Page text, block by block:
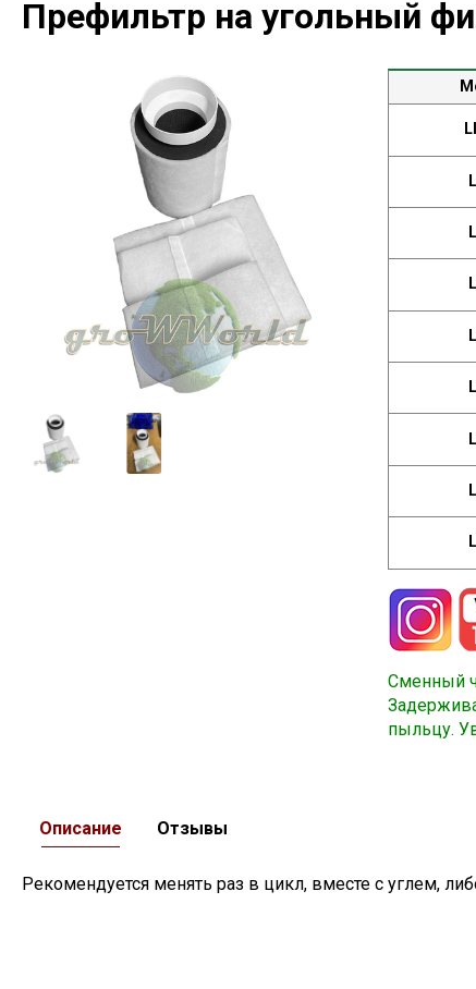
Префильтр на угольный
Сменный
пыльцу.
Описание
Рекомендуется менять раз в цикл, вместе с углем,
Отзывы